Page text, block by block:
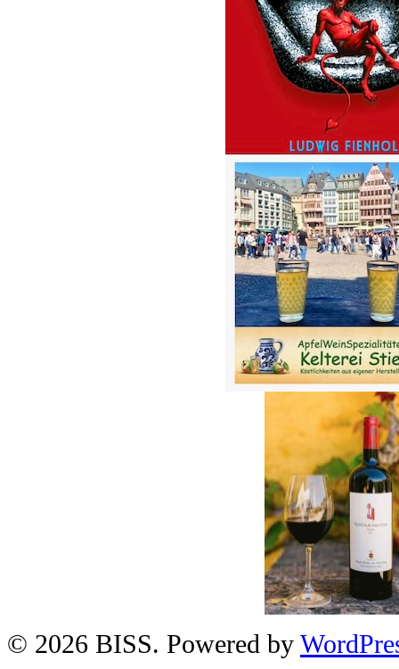
© 2026 BISS. Powered by